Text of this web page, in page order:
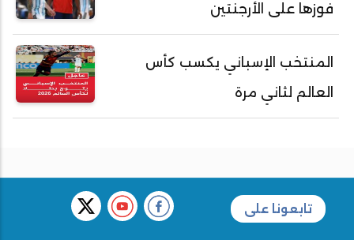
فوزها على الأرجنتين
المنتخب الإسباني يكسب كأس
العالم لثاني مرة
تابعونا على